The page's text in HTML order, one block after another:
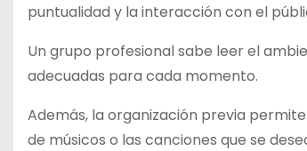
puntualidad y la interacción con el
Un grupo profesional sabe leer el
adecuadas para cada momento.
Además, la organización previa
de músicos o las canciones que se